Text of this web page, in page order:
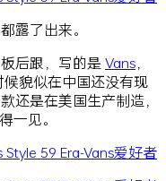
露了出来。
后跟，写的是 Vans
候貌似在中国还没有现
还是在美国生产制造，
一见。